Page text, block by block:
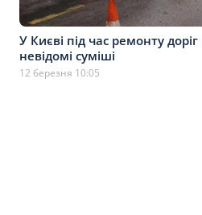
У Києві під час ремонту
невідомі суміші
12 березня 10:05